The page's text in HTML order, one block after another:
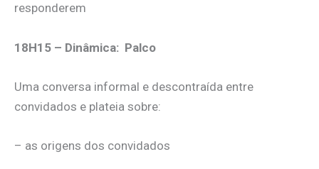
responderem
18H15 – Dinâmica: Palco
Uma conversa informal e descontraída entre
convidados e plateia sobre:
– as origens dos convidados